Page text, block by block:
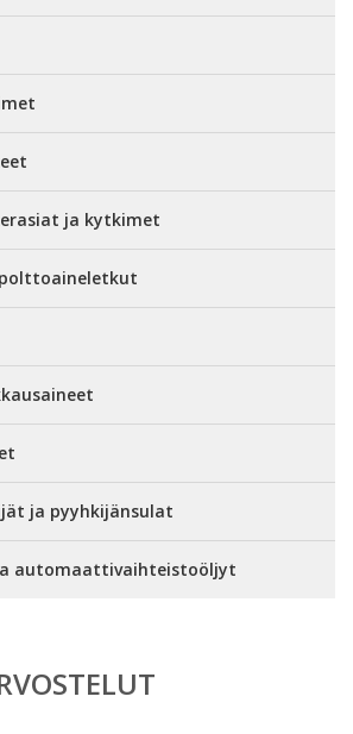
ja kytkimet
ja pyyhkijänsulat
automaattivaihteistoöljyt